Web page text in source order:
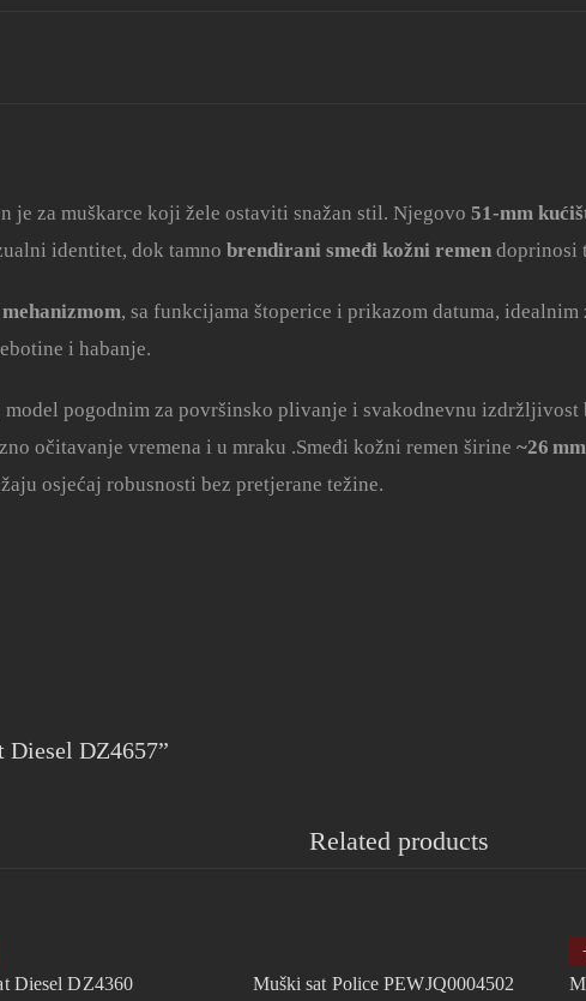
je za muškarce koji žele ostaviti snažan stil. Njegovo 51‑mm
identitet, dok tamno brendirani smeđi kožni remen doprinosi
, sa funkcijama štoperice i prikazom datuma,
i habanje.
pogodnim za površinsko plivanje i svakodnevnu izdržljivost
očitavanje vremena i u mraku .Smeđi kožni remen širine ~26 mm
osjećaj robusnosti bez pretjerane težine.
DZ4657”
Related products
Diesel DZ4360
Muški sat Police PEWJQ0004502